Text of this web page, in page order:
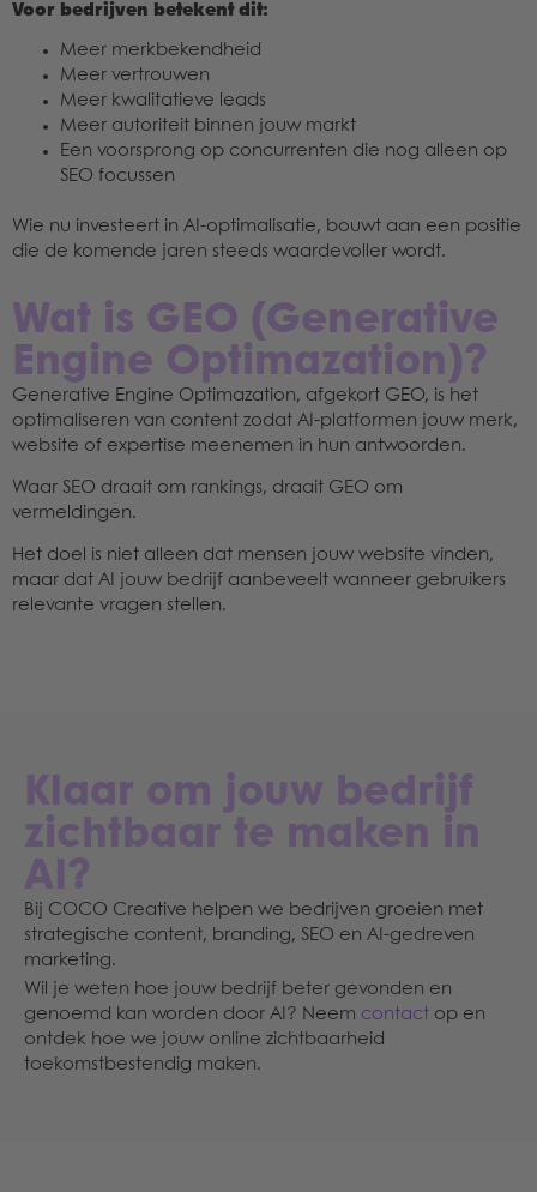
Voor bedrijven betekent dit:
Meer merkbekendheid
Meer vertrouwen
Meer kwalitatieve leads
Meer autoriteit binnen jouw markt
Een voorsprong op concurrenten die nog alleen op
SEO focussen
Wie nu investeert in AI-optimalisatie, bouwt aan een positie
die de komende jaren steeds waardevoller wordt.
Wat is GEO (Generative
Engine Optimazation)?
Generative Engine Optimazation, afgekort GEO, is het
optimaliseren van content zodat AI-platformen jouw merk,
website of expertise meenemen in hun antwoorden.
Waar SEO draait om rankings, draait GEO om
vermeldingen.
Het doel is niet alleen dat mensen jouw website vinden,
maar dat AI jouw bedrijf aanbeveelt wanneer gebruikers
relevante vragen stellen.
Klaar om jouw bedrijf
zichtbaar te maken in
AI?
Bij COCO Creative helpen we bedrijven groeien met
strategische content, branding, SEO en AI-gedreven
marketing.
Wil je weten hoe jouw bedrijf beter gevonden en
genoemd kan worden door AI? Neem contact op en
ontdek hoe we jouw online zichtbaarheid
toekomstbestendig maken.